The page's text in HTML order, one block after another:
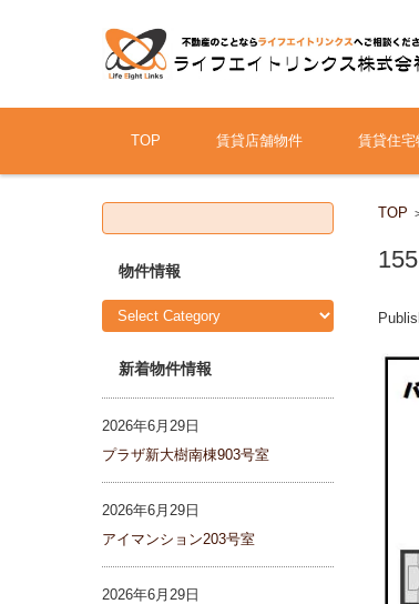
Skip to content
TOP
賃貸店舗物件 賃貸住宅
TOP
155
S
a
物件情報
物
情
新着物件情報
2026年6月29日
プラザ新大樹南棟903号室
2026年6月29日
アイマンション203号室
2026年6月29日